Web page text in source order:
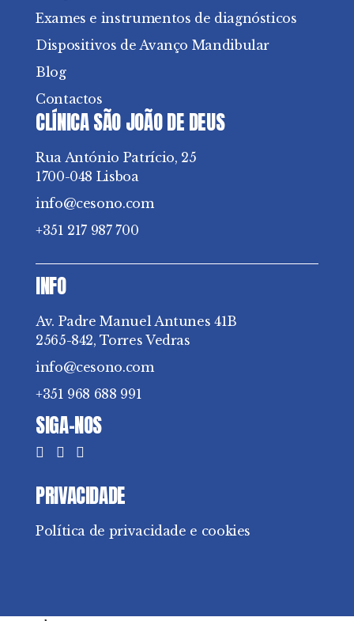
Exames e instrumentos de diagnósticos
Dispositivos de Avanço Mandibular
Blog
Contactos
CLÍNICA SÃO JOÃO DE DEUS
Rua António Patrício, 25
1700-048 Lisboa
info@cesono.com
+351 217 987 700
INFO
Av. Padre Manuel Antunes 41B
2565-842, Torres Vedras
info@cesono.com
+351 968 688 991
SIGA-NOS
PRIVACIDADE
Política de privacidade e cookies